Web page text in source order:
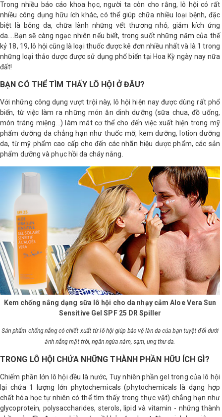
Trong nhiều báo cáo khoa học, người ta còn cho rằng, lô hội có rất
nhiều công dụng hữu ích khác, có thể giúp chữa nhiều loại bệnh, đặc
biệt là bỏng da, chữa lành những vết thương nhỏ, giảm kích ứng
da....Bạn sẽ càng ngạc nhiên nếu biết, trong suốt những năm của thế
kỷ 18, 19, lô hội cũng là loại thuốc được kê đơn nhiều nhất và là 1 trong
những loại thảo dược được sử dụng phổ biến tại Hoa Kỳ ngày nay nữa
đất!
BẠN CÓ THỂ TÌM THẤY LÔ HỘI Ở ĐÂU?
Với những công dụng vượt trội này, lô hội hiện nay được dùng rất phổ
biến, từ việc làm ra những món ăn dinh dưỡng (sữa chua, đồ uống,
món tráng miệng...) làm mát cơ thể cho đến việc xuất hiện trong mỹ
phẩm dưỡng da chẳng hạn như thuốc mỡ, kem dưỡng, lotion dưỡng
da, từ mỹ phẩm cao cấp cho đến các nhãn hiệu dược phẩm, các sản
phẩm dưỡng và phục hồi da cháy nắng.
Kem chống nắng dạng sữa lô hội cho da nhạy cảm Aloe Vera Sun
Sensitive Gel SPF 25 DR Spiller
Sản phẩm chống nắng có chiết xuất từ lô hội giúp bảo vệ làn da của bạn tuyệt đối dưới
ánh nắng mặt trời, ngăn ngừa nám, sạm, ung thư da.
TRONG LÔ HỘI CHỨA NHỮNG THÀNH PHẦN HỮU ÍCH GÌ?
Chiếm phần lớn lô hội đều là nước, Tuy nhiên phần gel trong của lô hội
lại chứa 1 lượng lớn phytochemicals (phytochemicals là dạng hợp
chất hóa học tự nhiên có thể tìm thấy trong thực vật) chẳng hạn như
glycoprotein, polysaccharides, sterols, lipid và vitamin - những thành